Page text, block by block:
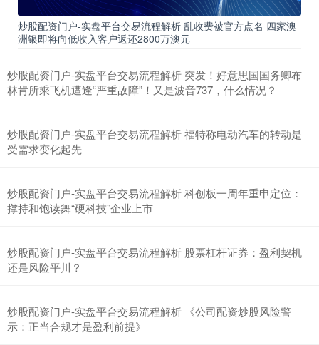
炒股配资门户-实盘平台交易流程解析 乱收费被官方点名 四家澳
洲银即将向低收入客户返还2800万澳元
炒股配资门户-实盘平台交易流程解析 突发！好意思国国务卿布
林肯所乘飞机遭逢“严重故障”！又是波音737，什么情况？
炒股配资门户-实盘平台交易流程解析 福特称电动汽车的转动是
受需求变化起先
炒股配资门户-实盘平台交易流程解析 科创板一周年重申定位：
撑持和饱读舞“硬科技”企业上市
炒股配资门户-实盘平台交易流程解析 股票杠杆证券：盈利契机
还是风险平川？
炒股配资门户-实盘平台交易流程解析 《公司配资炒股风险警
示：正当合规才是盈利前提》